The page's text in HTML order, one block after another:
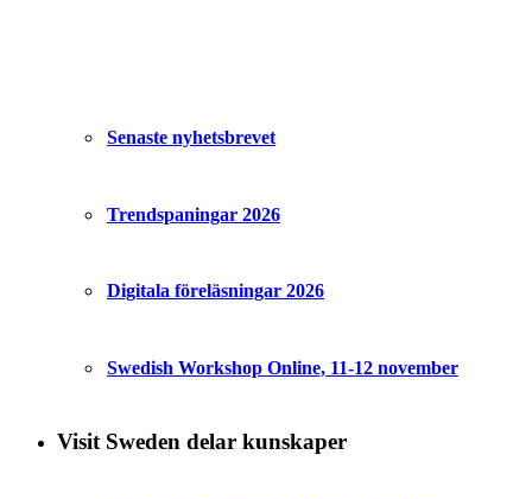
Senaste nyhetsbrevet
Trendspaningar 2026
Digitala föreläsningar 2026
Swedish Workshop Online, 11-12 november
Visit Sweden delar kunskaper